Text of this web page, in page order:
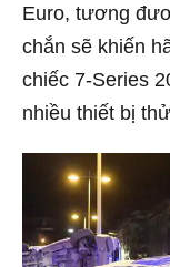
Euro, tương
chắn sẽ khiến
chiếc 7-Series
nhiều thiết bị